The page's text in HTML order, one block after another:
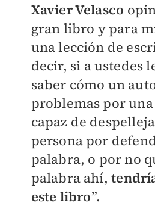
Xavier Velasco
gran libro y para
una lección de
decir, si a ustedes
saber cómo un
problemas por
capaz de
persona por
palabra, o por no
palabra ahí,
este libro”.